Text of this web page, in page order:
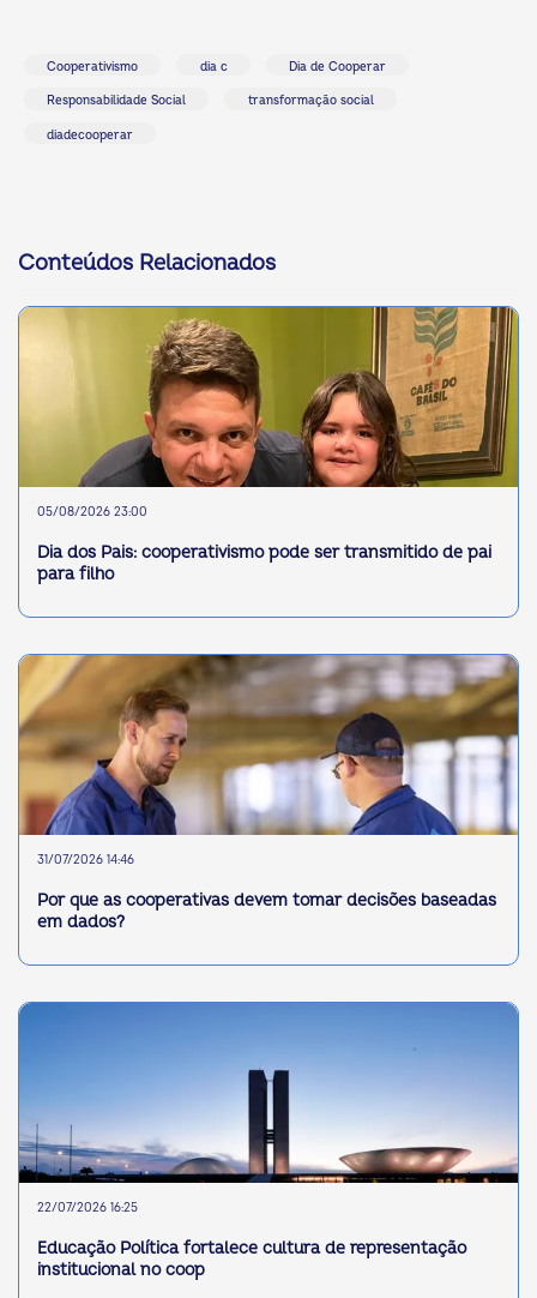
Cooperativismo dia c Dia de Cooperar
Responsabilidade Social transformação social
diadecooperar
Conteúdos Relacionados
05/08/2026 23:00
Dia dos Pais: cooperativismo pode ser transmitido de pai
para filho
31/07/2026 14:46
Por que as cooperativas devem tomar decisões baseadas
em dados?
22/07/2026 16:25
Educação Política fortalece cultura de representação
institucional no coop